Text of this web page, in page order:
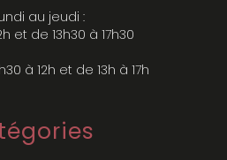
au jeudi :
et de 13h30 à 17h30
à 12h et de 13h à 17h